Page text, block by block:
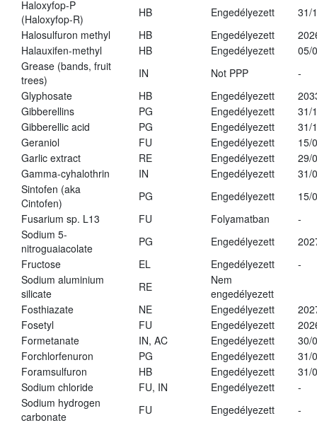
Haloxyfop-P
(Haloxyfop-R)
HB Engedélyezett
31/
Halosulfuron methyl
HB Engedélyezett
Halauxifen-methyl
HB Engedélyezett
05/
Grease (bands, fruit
trees)
IN Not PPP
-
Glyphosate
HB Engedélyezett
Gibberellins
PG Engedélyezett
31/
Gibberellic acid
PG Engedélyezett
31/
Geraniol
FU Engedélyezett
15/
Garlic extract
RE Engedélyezett
29/
Gamma-cyhalothrin
IN Engedélyezett
31/
Sintofen (aka
Cintofen)
PG Engedélyezett
15/
Fusarium sp. L13
FU Folyamatban
-
Sodium 5-
nitroguaiacolate
PG Engedélyezett
Fructose
EL Engedélyezett
-
Sodium aluminium
silicate
RE
Nem
engedélyezett
Fosthiazate
NE Engedélyezett
Fosetyl
FU Engedélyezett
Formetanate
IN, AC Engedélyezett
30/
Forchlorfenuron
PG Engedélyezett
31/
Foramsulfuron
HB Engedélyezett
31/
Sodium chloride
FU, IN Engedélyezett
-
Sodium hydrogen
carbonate
FU Engedélyezett
-